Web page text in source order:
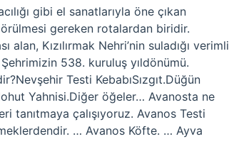
gibi el sanatlarıyla öne çıkan
gereken rotalardan biridir.
Kızılırmak Nehri’nin suladığı verimli
538. kuruluş yıldönümü.
Testi KebabıSızgıt.Düğün
Yahnisi.Diğer öğeler… Avanosta ne
tanıtmaya çalışıyoruz. Avanos Testi
… Avanos Köfte. … Ayva